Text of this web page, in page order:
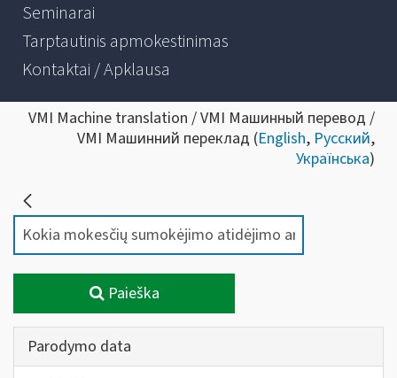
Seminarai
Tarptautinis apmokestinimas
Kontaktai / Apklausa
VMI Machine translation / VMI Машинный перевод /
VMI Машинний переклад (English, Русский,
Українська)
Paieška
Parodymo data